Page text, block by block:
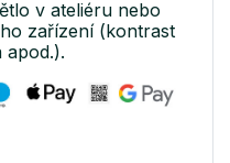
v ateliéru nebo
zařízení (kontrast
apod.).